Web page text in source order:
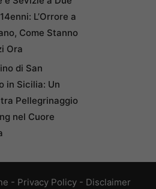
L’Orrore a
Come Stanno
Ora
di San
in Sicilia: Un
Pellegrinaggio
nel Cuore
- Privacy Policy - Disclaimer